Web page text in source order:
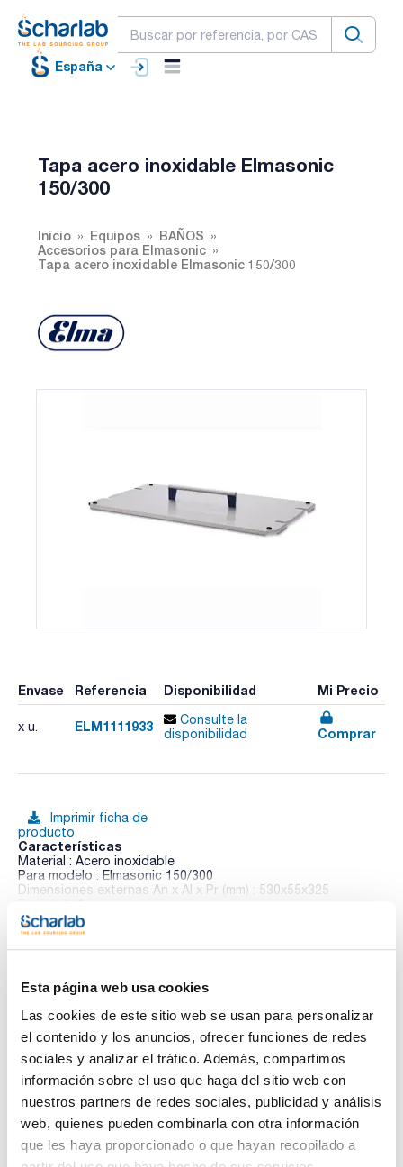
Esta página web usa cookies
Las cookies de este sitio web se usan para personalizar
el contenido y los anuncios, ofrecer funciones de redes
sociales y analizar el tráfico. Además, compartimos
información sobre el uso que haga del sitio web con
nuestros partners de redes sociales, publicidad y análisis
web, quienes pueden combinarla con otra información
que les haya proporcionado o que hayan recopilado a
España
Tapa acero inoxidable Elmasonic
150/300
Inicio Equipos
BAÑOS
Accesorios para Elmasonic
Tapa acero inoxidable Elmasonic 150/300
Envase Referencia Disponibilidad Mi Precio
x u. ELM1111933
Consulte la
disponibilidad
Comprar
Imprimir ficha de
producto
Características
Material : Acero inoxidable
Para modelo : Elmasonic 150/300
Dimensiones externas An x Al x Pr (mm) : 530x55x325
Pack (u.) : 1
Disponibles cubas de inserción resistentes a los ácidos con
Ver más
Documentación técnica
TDS / Ficha técnica
Regístrate para
descargas
COA
Regístrate para
descargas
SDS/ Hoja de seguridad
Regístrate para
descargas